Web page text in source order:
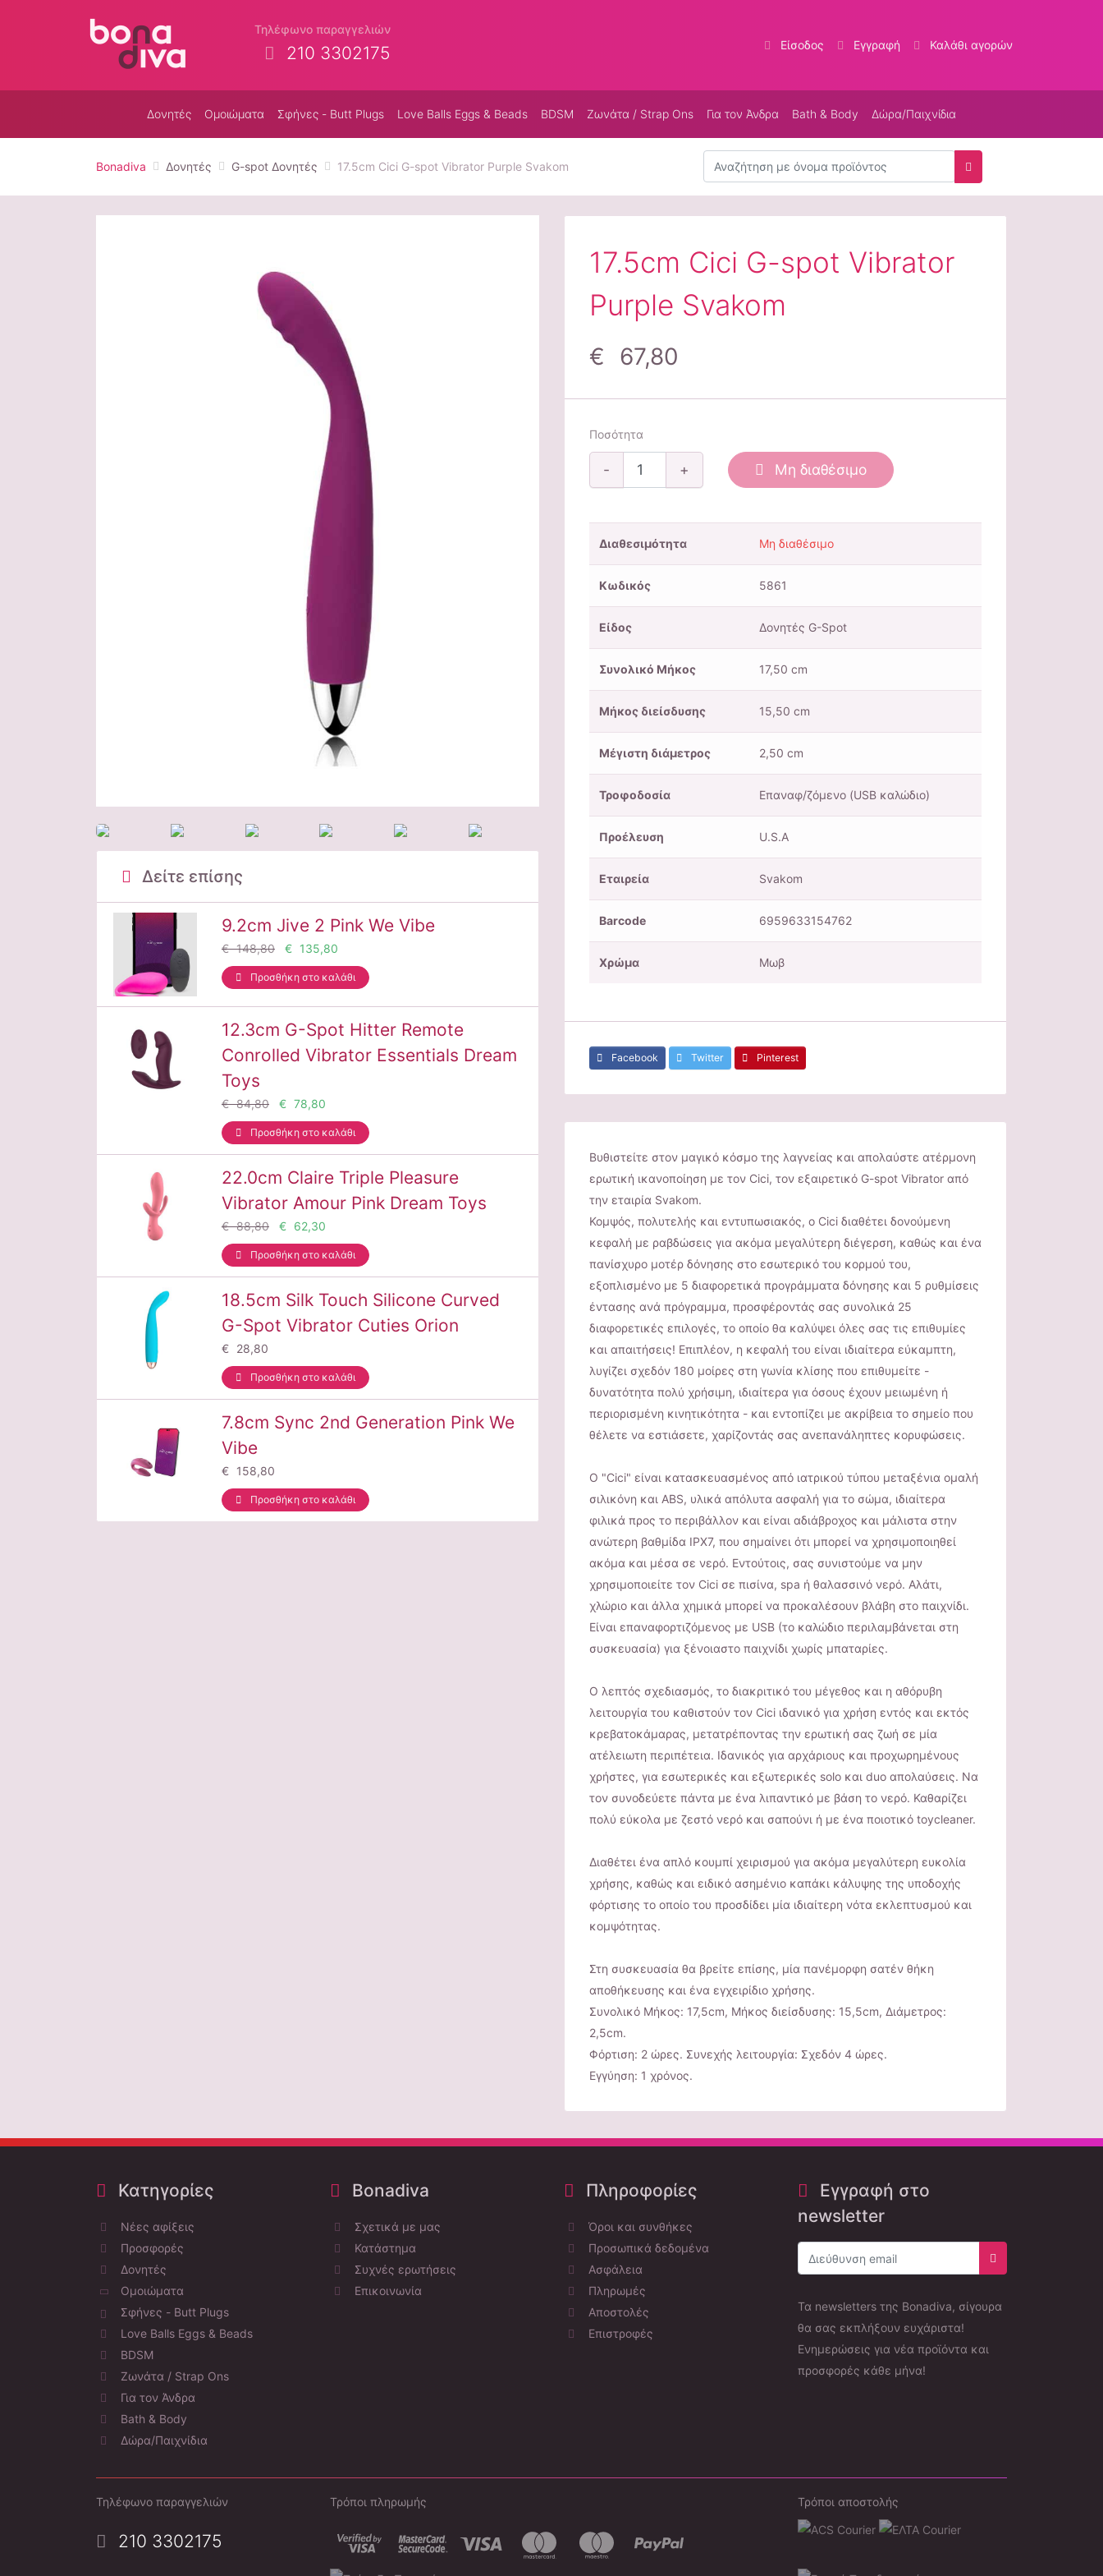
Τηλέφωνο παραγγελιών
210 3302175 Είσοδος Εγγραφή Καλάθι αγορών
Δονητές Ομοιώματα Σφήνες - Butt Plugs Love Balls Eggs & Beads BDSM Ζωνάτα / Strap Ons Για τον Άνδρα Bath & Body Δώρα/Παιχνίδια
Bonadiva Δονητές G-spot Δονητές 17.5cm Cici G-spot Vibrator Purple Svakom
Αναζήτηση
Αναζήτηση
17.5cm Cici G-spot Vibrator
Purple Svakom
€ 67,80
Ποσότητα
- + Μη διαθέσιμο
Διαθεσιμότητα Μη διαθέσιμο
Κωδικός 5861
Είδος Δονητές G-Spot
Συνολικό Μήκος 17,50 cm
Μήκος διείσδυσης 15,50 cm
Μέγιστη διάμετρος 2,50 cm
Τροφοδοσία Επαναφ/ζόμενο (USB καλώδιο)
Προέλευση U.S.A
Εταιρεία Svakom
Barcode 6959633154762
Χρώμα Μωβ
Facebook Twitter Pinterest
Βυθιστείτε στον μαγικό κόσμο της λαγνείας και απολαύστε ατέρμονη
ερωτική ικανοποίηση με τον Cici, τον εξαιρετικό G-spot Vibrator από
την εταιρία Svakom.
Κομψός, πολυτελής και εντυπωσιακός, ο Cici διαθέτει δονούμενη
κεφαλή με ραβδώσεις για ακόμα μεγαλύτερη διέγερση, καθώς και ένα
πανίσχυρο μοτέρ δόνησης στο εσωτερικό του κορμού του,
εξοπλισμένο με 5 διαφορετικά προγράμματα δόνησης και 5 ρυθμίσεις
έντασης ανά πρόγραμμα, προσφέροντάς σας συνολικά 25
διαφορετικές επιλογές, το οποίο θα καλύψει όλες σας τις επιθυμίες
και απαιτήσεις! Επιπλέον, η κεφαλή του είναι ιδιαίτερα εύκαμπτη,
λυγίζει σχεδόν 180 μοίρες στη γωνία κλίσης που επιθυμείτε -
δυνατότητα πολύ χρήσιμη, ιδιαίτερα για όσους έχουν μειωμένη ή
περιορισμένη κινητικότητα - και εντοπίζει με ακρίβεια το σημείο που
θέλετε να εστιάσετε, χαρίζοντάς σας ανεπανάληπτες κορυφώσεις.
Ο "Cici" είναι κατασκευασμένος από ιατρικού τύπου μεταξένια ομαλή
σιλικόνη και ABS, υλικά απόλυτα ασφαλή για το σώμα, ιδιαίτερα
φιλικά προς το περιβάλλον και είναι αδιάβροχος και μάλιστα στην
ανώτερη βαθμίδα IPX7, που σημαίνει ότι μπορεί να χρησιμοποιηθεί
ακόμα και μέσα σε νερό. Εντούτοις, σας συνιστούμε να μην
χρησιμοποιείτε τον Cici σε πισίνα, spa ή θαλασσινό νερό. Αλάτι,
χλώριο και άλλα χημικά μπορεί να προκαλέσουν βλάβη στο παιχνίδι.
Είναι επαναφορτιζόμενος με USB (το καλώδιο περιλαμβάνεται στη
συσκευασία) για ξένοιαστο παιχνίδι χωρίς μπαταρίες.
Ο λεπτός σχεδιασμός, το διακριτικό του μέγεθος και η αθόρυβη
λειτουργία του καθιστούν τον Cici ιδανικό για χρήση εντός και εκτός
κρεβατοκάμαρας, μετατρέποντας την ερωτική σας ζωή σε μία
ατέλειωτη περιπέτεια. Ιδανικός για αρχάριους και προχωρημένους
χρήστες, για εσωτερικές και εξωτερικές solo και duo απολαύσεις. Να
τον συνοδεύετε πάντα με ένα λιπαντικό με βάση το νερό. Καθαρίζει
πολύ εύκολα με ζεστό νερό και σαπούνι ή με ένα ποιοτικό toycleaner.
Διαθέτει ένα απλό κουμπί χειρισμού για ακόμα μεγαλύτερη ευκολία
χρήσης, καθώς και ειδικό ασημένιο καπάκι κάλυψης της υποδοχής
φόρτισης το οποίο του προσδίδει μία ιδιαίτερη νότα εκλεπτυσμού και
κομψότητας.
Στη συσκευασία θα βρείτε επίσης, μία πανέμορφη σατέν θήκη
αποθήκευσης και ένα εγχειρίδιο χρήσης.
Συνολικό Μήκος: 17,5cm, Μήκος διείσδυσης: 15,5cm, Διάμετρος:
2,5cm.
Φόρτιση: 2 ώρες. Συνεχής λειτουργία: Σχεδόν 4 ώρες.
Εγγύηση: 1 χρόνος.
Δείτε επίσης
9.2cm Jive 2 Pink We Vibe
€ 148,80 € 135,80
Προσθήκη στο καλάθι
12.3cm G-Spot Hitter Remote
Conrolled Vibrator Essentials Dream
Toys
€ 84,80 € 78,80
Προσθήκη στο καλάθι
22.0cm Claire Triple Pleasure
Vibrator Amour Pink Dream Toys
€ 88,80 € 62,30
Προσθήκη στο καλάθι
18.5cm Silk Touch Silicone Curved
G-Spot Vibrator Cuties Orion
€ 28,80
Προσθήκη στο καλάθι
7.8cm Sync 2nd Generation Pink We
Vibe
€ 158,80
Προσθήκη στο καλάθι
Κατηγορίες
Νέες αφίξεις
Προσφορές
Δονητές
Ομοιώματα
Σφήνες - Butt Plugs
Love Balls Eggs & Beads
BDSM
Ζωνάτα / Strap Ons
Για τον Άνδρα
Bath & Body
Δώρα/Παιχνίδια
Bonadiva
Σχετικά με μας
Κατάστημα
Συχνές ερωτήσεις
Επικοινωνία
Πληροφορίες
Όροι και συνθήκες
Προσωπικά δεδομένα
Ασφάλεια
Πληρωμές
Αποστολές
Επιστροφές
Εγγραφή στο
newsletter
Εγγραφή στο
Τα newsletters της Bonadiva, σίγουρα
θα σας εκπλήξουν ευχάριστα!
Ενημερώσεις για νέα προϊόντα και
προσφορές κάθε μήνα!
Τηλέφωνο παραγγελιών
210 3302175
Τρόποι πληρωμής Τρόποι αποστολής